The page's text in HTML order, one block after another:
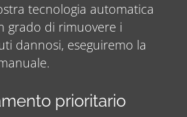
tecnologia automatica
grado di rimuovere i
dannosi, eseguiremo la
prioritario